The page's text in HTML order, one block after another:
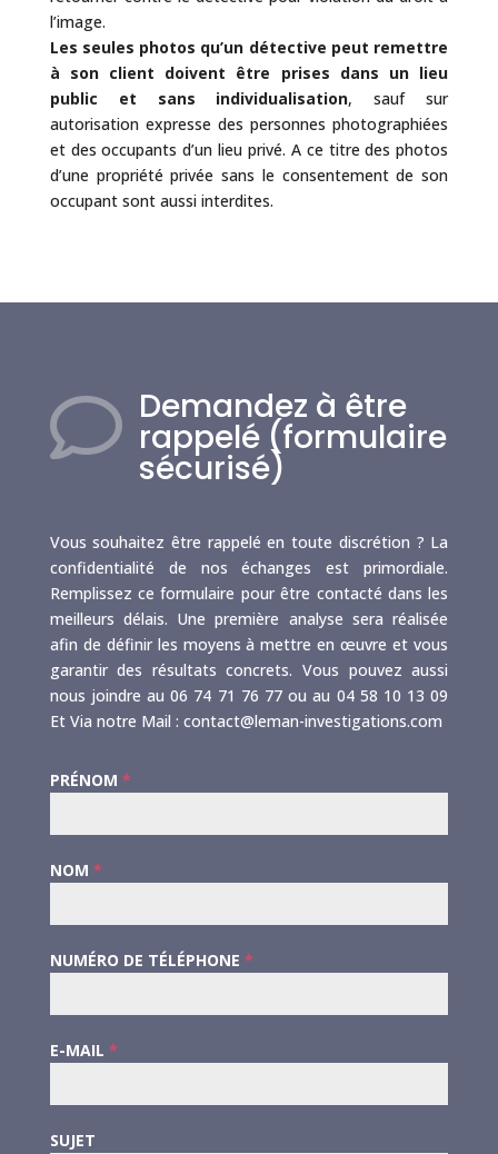
l’image.
Les seules photos qu’un détective peut remettre
à son client doivent être prises dans un lieu
public et sans individualisation, sauf sur
autorisation expresse des personnes photographiées
et des occupants d’un lieu privé. A ce titre des photos
d’une propriété privée sans le consentement de son
occupant sont aussi interdites.
 Demandez à être
rappelé (formulaire
sécurisé)
Vous souhaitez être rappelé en toute discrétion ? La
confidentialité de nos échanges est primordiale.
Remplissez ce formulaire pour être contacté dans les
meilleurs délais. Une première analyse sera réalisée
afin de définir les moyens à mettre en œuvre et vous
garantir des résultats concrets. Vous pouvez aussi
nous joindre au 06 74 71 76 77 ou au 04 58 10 13 09
Et Via notre Mail : contact@leman-investigations.com
PRÉNOM *
NOM *
NUMÉRO DE TÉLÉPHONE *
E-MAIL *
SUJET